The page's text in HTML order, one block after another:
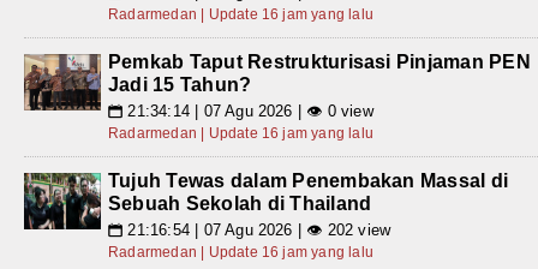
Radarmedan | Update 16 jam yang lalu
Pemkab Taput Restrukturisasi Pinjaman PEN
Jadi 15 Tahun?
📅 21:34:14 | 07 Agu 2026 | 👁 0 view
Radarmedan | Update 16 jam yang lalu
Tujuh Tewas dalam Penembakan Massal di
Sebuah Sekolah di Thailand
📅 21:16:54 | 07 Agu 2026 | 👁 202 view
Radarmedan | Update 16 jam yang lalu